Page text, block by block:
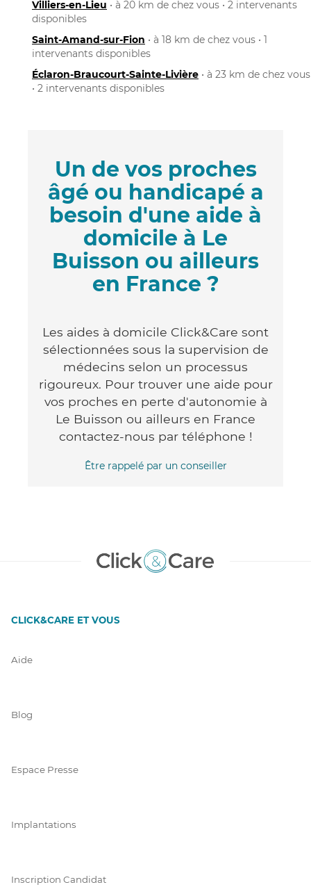
Villiers-en-Lieu • à 20 km de chez vous • 2 intervenants
disponibles
Saint-Amand-sur-Fion • à 18 km de chez vous • 1
intervenants disponibles
Éclaron-Braucourt-Sainte-Livière • à 23 km de chez vous
• 2 intervenants disponibles
Un de vos proches
âgé ou handicapé a
besoin d'une aide à
domicile à Le
Buisson ou ailleurs
en France ?
Les aides à domicile Click&Care sont
sélectionnées sous la supervision de
médecins selon un processus
rigoureux. Pour trouver une aide pour
vos proches en perte d'autonomie à
Le Buisson ou ailleurs en France
contactez-nous par téléphone !
Être rappelé par un conseiller
CLICK&CARE ET VOUS
Aide
Blog
Espace Presse
Implantations
Inscription Candidat